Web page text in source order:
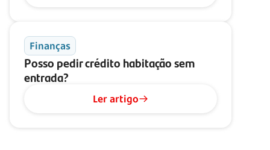
Finanças
Posso pedir crédito habitação sem
entrada?
Ler artigo